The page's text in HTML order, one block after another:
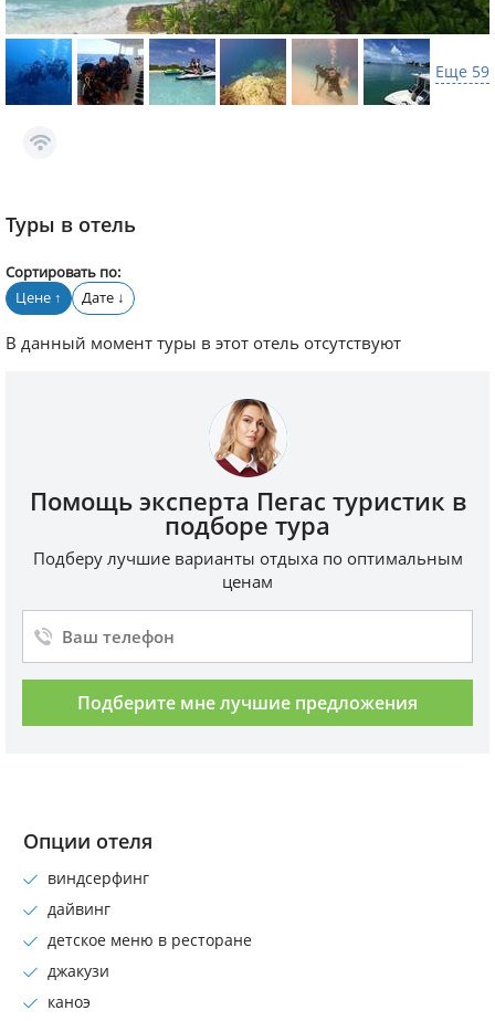
Еще 59
Туры в отель
Сортировать по:
Цене ↑ Дате ↓
В данный момент туры в этот отель отсутствуют
Помощь эксперта Пегас туристик в
подборе тура
Подберу лучшие варианты отдыха по оптимальным
ценам
Подберите мне лучшие предложения
Опции отеля
виндсерфинг
дайвинг
детское меню в ресторане
джакузи
каноэ